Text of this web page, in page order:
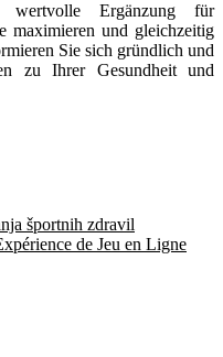
wertvolle Ergänzung für
maximieren und gleichzeitig
Sie sich gründlich und
zu Ihrer Gesundheit und
športnih zdravil
de Jeu en Ligne